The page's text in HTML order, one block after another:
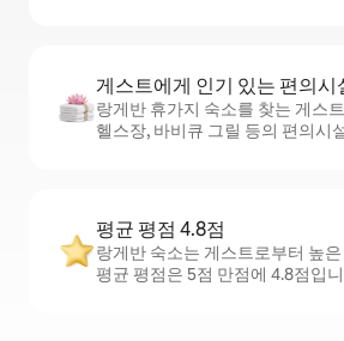
게스트에게 인기 있는 편의시
랑게반 휴가지 숙소를 찾는 게스
헬스장, 바비큐 그릴 등의 편의시
평균 평점 4.8점
랑게반 숙소는 게스트로부터 높
평균 평점은 5점 만점에 4.8점입